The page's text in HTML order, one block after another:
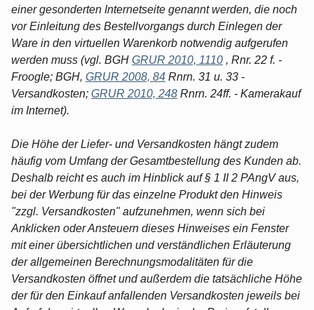
einer gesonderten Internetseite genannt werden, die noch
vor Einleitung des Bestellvorgangs durch Einlegen der
Ware in den virtuellen Warenkorb notwendig aufgerufen
werden muss (vgl. BGH GRUR 2010, 1110 , Rnr. 22 f. -
Froogle; BGH, GRUR 2008, 84 Rnrn. 31 u. 33 -
Versandkosten; GRUR 2010, 248 Rnrn. 24ff. - Kamerakauf
im Internet).
Die Höhe der Liefer- und Versandkosten hängt zudem
häufig vom Umfang der Gesamtbestellung des Kunden ab.
Deshalb reicht es auch im Hinblick auf § 1 II 2 PAngV aus,
bei der Werbung für das einzelne Produkt den Hinweis
"zzgl. Versandkosten" aufzunehmen, wenn sich bei
Anklicken oder Ansteuern dieses Hinweises ein Fenster
mit einer übersichtlichen und verständlichen Erläuterung
der allgemeinen Berechnungsmodalitäten für die
Versandkosten öffnet und außerdem die tatsächliche Höhe
der für den Einkauf anfallenden Versandkosten jeweils bei